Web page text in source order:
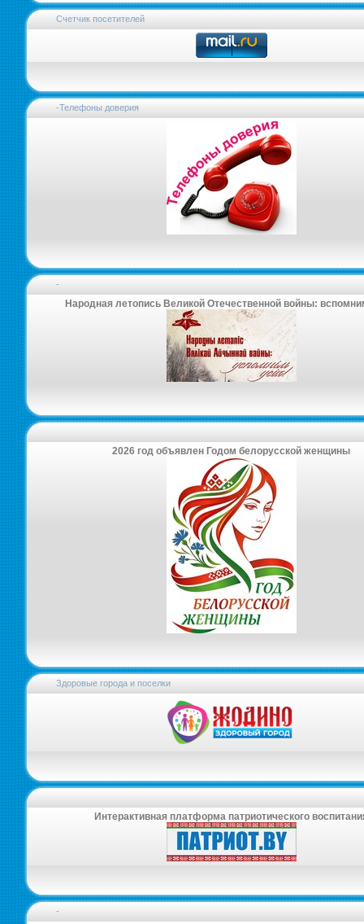
Счетчик посетителей
-Телефоны доверия
-
Народная летопись Великой Отечественной войны:
2026 год объявлен Годом белорусской женщины
Здоровые города и поселки
Интерактивная платформа патриотического
-